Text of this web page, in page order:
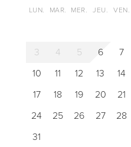
LUN. MAR. MER. JEU. VEN.
3
4 5 6 7
10
11 12 13 14
17
18 19 20 21
24
25 26 27 28
31